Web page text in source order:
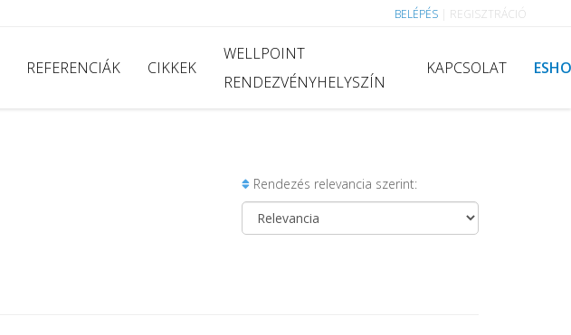
BELÉPÉS REGISZTRÁCIÓ
REFERENCIÁK CIKKEK
WELLPOINT
RENDEZVÉNYHELYSZÍN
KAPCSOLAT
Rendezés relevancia szerint: